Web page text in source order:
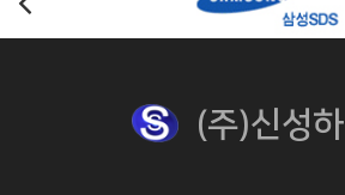
(주)신성